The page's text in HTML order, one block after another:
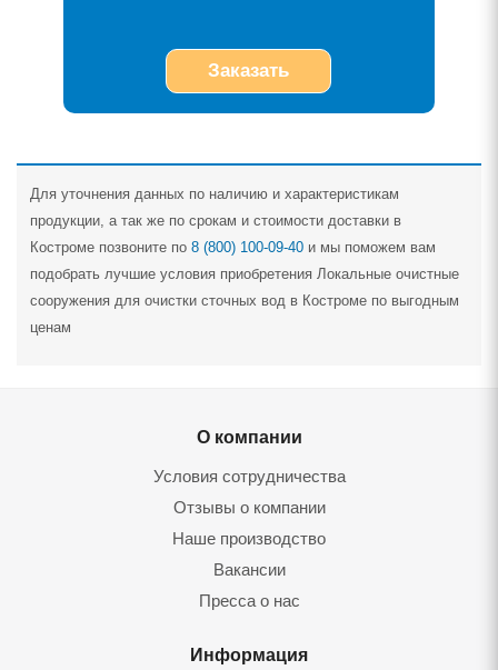
Заказать
Для уточнения данных по наличию и характеристикам
продукции, а так же по срокам и стоимости доставки в
Костроме позвоните по 8 (800) 100-09-40 и мы поможем вам
подобрать лучшие условия приобретения Локальные очистные
сооружения для очистки сточных вод в Костроме по выгодным
ценам
О компании
Условия сотрудничества
Отзывы о компании
Наше производство
Вакансии
Пресса о нас
Информация